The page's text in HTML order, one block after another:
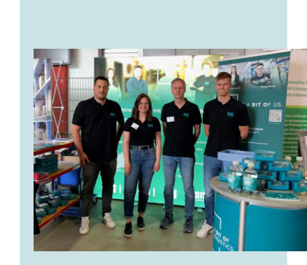
Weitere Infos